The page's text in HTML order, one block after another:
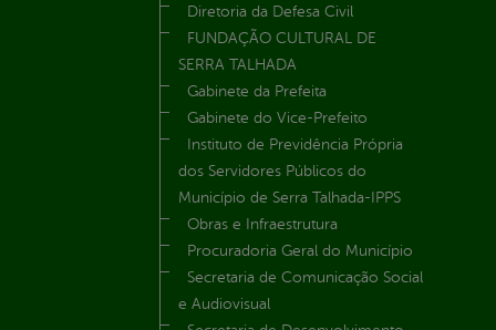
Diretoria da Defesa Civil
FUNDAÇÃO CULTURAL DE
SERRA TALHADA
Gabinete da Prefeita
Gabinete do Vice-Prefeito
Instituto de Previdência Própria
dos Servidores Públicos do
Município de Serra Talhada-IPPS
Obras e Infraestrutura
Procuradoria Geral do Município
Secretaria de Comunicação Social
e Audiovisual